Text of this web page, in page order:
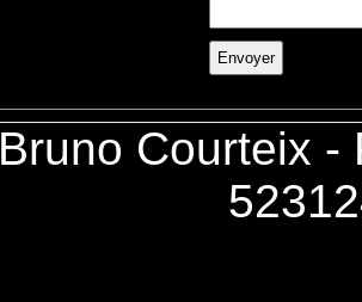
Bruno Courteix -